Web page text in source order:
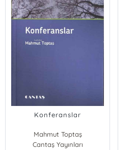
Konferanslar
Mahmut Toptaş
Cantaş Yayınları